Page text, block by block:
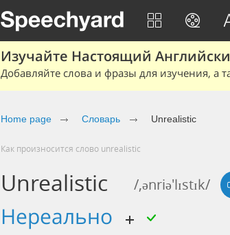
Изучайте Настоящий
Добавляйте слова и фразы для изучения, а
Home page Словарь Unrealistic
Как произносится слово unrealistic
Unrealistic /,ənriə'lɪstɪk/
нереально